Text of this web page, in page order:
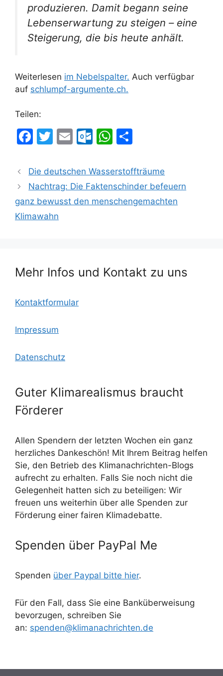
produzieren. Damit begann seine
Lebenserwartung zu steigen – eine
Steigerung, die bis heute anhält.
Weiterlesen im Nebelspalter. Auch verfügbar
auf schlumpf-argumente.ch.
Teilen:
F
c
e
b
o
T
itt
er
E
ai
l
O
lo
o
k.
W
at
s
A
le
n
Die deutschen Wasserstoffträume
Nachtrag: Die Faktenschinder befeuern
ganz bewusst den menschengemachten
Klimawahn
Mehr Infos und Kontakt zu uns
Kontaktformular
Impressum
Datenschutz
Guter Klimarealismus braucht
Förderer
Allen Spendern der letzten Wochen ein ganz
herzliches Dankeschön! Mit Ihrem Beitrag helfen
Sie, den Betrieb des Klimanachrichten-Blogs
aufrecht zu erhalten. Falls Sie noch nicht die
Gelegenheit hatten sich zu beteiligen: Wir
freuen uns weiterhin über alle Spenden zur
Förderung einer fairen Klimadebatte.
Spenden über PayPal Me
Spenden über Paypal bitte hier.
Für den Fall, dass Sie eine Banküberweisung
bevorzugen, schreiben Sie
an: spenden@klimanachrichten.de